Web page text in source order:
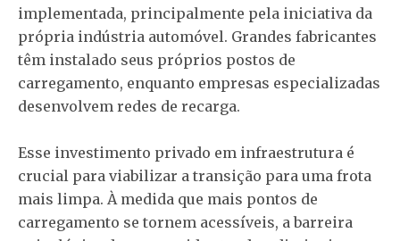
implementada, principalmente pela iniciativa da
própria indústria automóvel. Grandes fabricantes
têm instalado seus próprios postos de
carregamento, enquanto empresas especializadas
desenvolvem redes de recarga.
Esse investimento privado em infraestrutura é
crucial para viabilizar a transição para uma frota
mais limpa. À medida que mais pontos de
carregamento se tornem acessíveis, a barreira